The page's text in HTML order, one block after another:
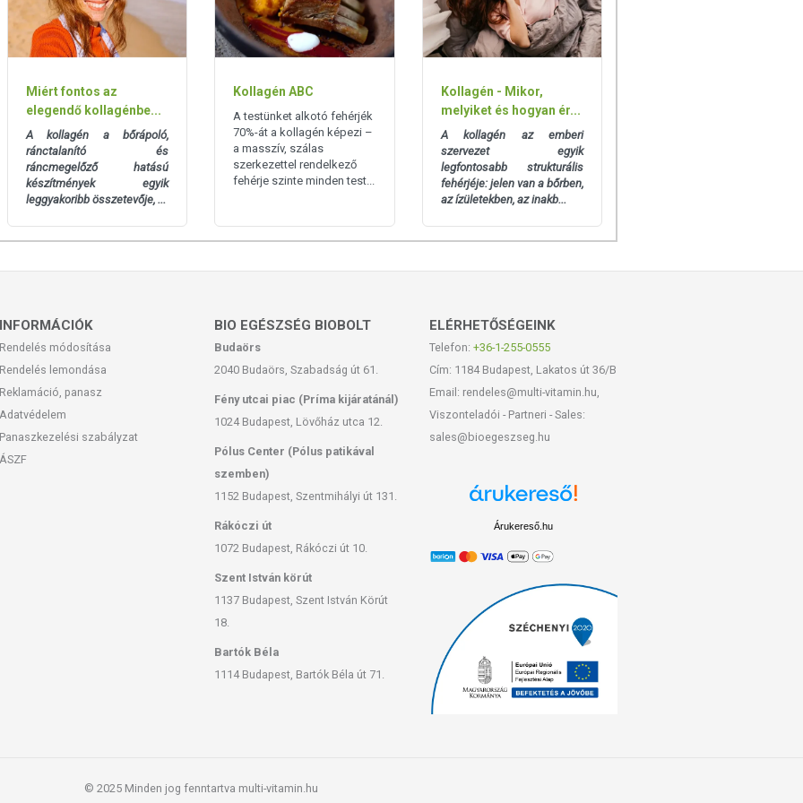
hosszú molekula láncait "felvagdossák", az emberi szervezet
és hasznosíthatóvá téve. A köznyelvben sokszor tévesen
nem tehető egyenlőségjel közéjük. A háztartási zselatin nincs
hatóanyag hasznosuljon, mint a hidrolizált kollagénből, jóval
COLLAGEN FISH -BEN?
Naticol® BPMG kollagén a világ egyik vezető kollagén
peptidekből áll, mely kíméletes enzimatikus hidrolízissel
és antiallergén. Számtalan kutatási és klinikai
vele
joghurtban​​​
Miért fontos az
elegendő kollagénbe...
A kollagén a bőrápoló,
ránctalanító és
ráncmegelőző hatású
készítmények egyik
leggyakoribb összetevője, ...
Kollagén ABC
A testünket alkotó fehérjék
70%-át a kollagén képezi –
a masszív, szálas
szerkezettel rendelkező
fehérje szinte minden test...
Kollagén - Mikor,
melyiket és hogyan ér...
A kollagén az emberi
szervezet egyik
legfontosabb strukturális
fehérjéje: jelen van a bőrben,
az ízületekben, az inakb...
INFORMÁCIÓK
Rendelés módosítása
Rendelés lemondása
Reklamáció, panasz
Adatvédelem
Panaszkezelési szabályzat
ÁSZF
BIO EGÉSZSÉG BIOBOLT
Budaörs
2040 Budaörs, Szabadság út 61.
Fény utcai piac (Príma kijáratánál)
1024 Budapest, Lövőház utca 12.
Pólus Center (Pólus patikával
szemben)
1152 Budapest, Szentmihályi út 131.
Rákóczi út
1072 Budapest, Rákóczi út 10.
Szent István körút
1137 Budapest, Szent István Körút
18.
Bartók Béla
1114 Budapest, Bartók Béla út 71.
ELÉRHETŐSÉGEINK
Telefon: +36-1-255-0555
Cím: 1184 Budapest, Lakatos út 36/B
Email: rendeles@multi-vitamin.hu,
Viszonteladói - Partneri - Sales:
sales@bioegeszseg.hu
Árukereső.hu
© 2025 Minden jog fenntartva multi-vitamin.hu